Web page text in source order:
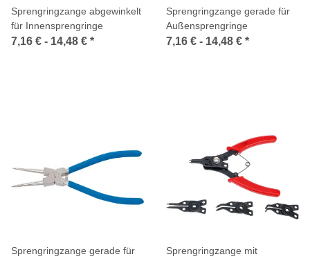
Sprengringzange abgewinkelt
für Innensprengringe
7,16 € - 14,48 € *
Sprengringzange gerade für
Außensprengringe
7,16 € - 14,48 € *
Sprengringzange gerade für
Sprengringzange mit